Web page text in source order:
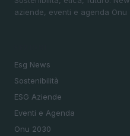
aziende, eventi e agenda Onu
Esg News
Sostenibilità
ESG Aziende
Eventi e Agenda
Onu 2030